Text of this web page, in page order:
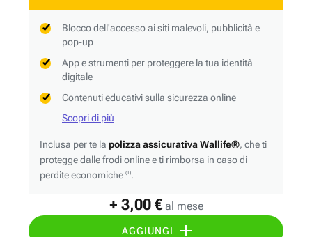
+ 3,00 € al mese
AGGIUNGI
Blocco dell'accesso ai siti malevoli, pubblicità e
pop-up
App e strumenti per proteggere la tua identità
digitale
Contenuti educativi sulla sicurezza online
Scopri di più
Inclusa per te la polizza assicurativa Wallife®, che ti
protegge dalle frodi online e ti rimborsa in caso di
perdite economiche (1).